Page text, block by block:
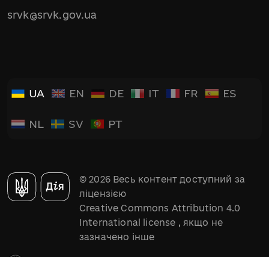
srvk@srvk.gov.ua
UA EN DE IT FR ES
NL SV PT
© 2026 Весь контент доступний за
ліцензією
Creative Commons Attribution 4.0
International license , якщо не
зазначено інше